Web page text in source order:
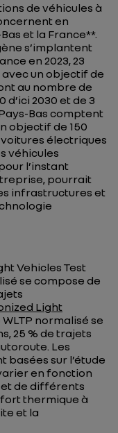
de véhicules à
en
et la France**.
s’implantent
en 2023, 23
un objectif de
au nombre de
d’ici 2030 et de 3
Bas comptent
objectif de 150
voitures électriques
véhicules
l’instant
pourrait
infrastructures et
Vehicles Test
se compose de
Light
normalisé se
25 % de trajets
Les
basées sur l’étude
en fonction
et de différents
thermique à
et la